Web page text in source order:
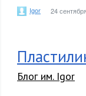
Igor 24
Блог им. Igor